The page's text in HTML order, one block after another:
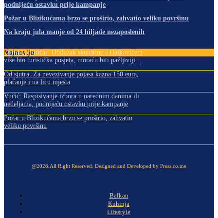
podnijeću ostavku prije kampanje
Požar u Blizikućama brzo se proširio, zahvatio veliku površinu
Na kraju jula manje od 24 hiljade nezaposlenih
Najnovije
Danski političar: Obilazak skupštine s Dajkovićem
više bio turistička posjeta, moraću biti pažljiviji...
Od sjutra: Za nevezivanje pojasa kazna 150 eura,
plaćanje i na licu mjesta
Vučić: Raspisivanje izbora u narednim danima ili
nedeljama, podnijeću ostavku prije kampanje
Požar u Blizikućama brzo se proširio, zahvatio
veliku površinu
@2026.All Right Reserved. Designed and Developed by Press.co.me
Balkan
Kuhinja
Lifestyle